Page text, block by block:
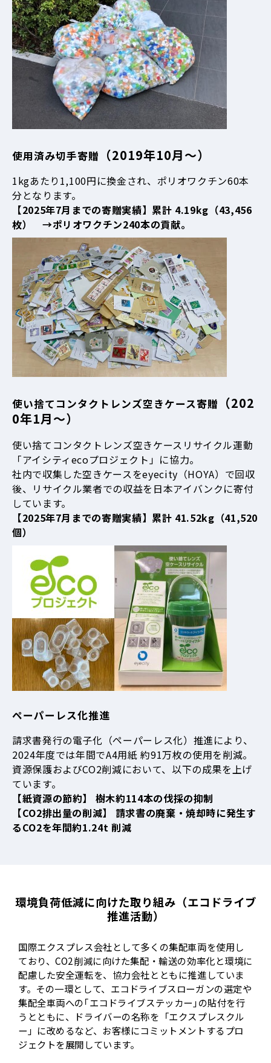
使用済み切手寄贈 （2019年10月～）
1kgあたり1,100円に換金され、ポリオワクチン60本
分となります。
【2025年7月までの寄贈実績】累計 4.19kg（43,456
枚） →ポリオワクチン240本の貢献。
使い捨てコンタクトレンズ空きケース寄贈
（202
0年1月～）
使い捨てコンタクトレンズ空きケースリサイクル運動
「アイシティecoプロジェクト」に協力。
社内で収集した空きケースをeyecity（HOYA）で回収
後、リサイクル業者での収益を日本アイバンクに寄付
しています。
【2025年7月までの寄贈実績】累計 41.52kg（41,520
個）
ペーパーレス化推進
請求書発行の電子化（ペーパーレス化）推進により、
2024年度では年間でA4用紙 約91万枚の使用を削減。
資源保護およびCO2削減において、以下の成果を上げ
ています。
【紙資源の節約】 樹木約114本の伐採の抑制
【CO2排出量の削減】 請求書の廃棄・焼却時に発生す
るCO2を年間約1.24t 削減
環境負荷低減に向けた取り組み（エコドライブ
推進活動）
国際エクスプレス会社として多くの集配車両を使用し
ており、CO2削減に向けた集配・輸送の効率化と環境に
配慮した安全運転を、協力会社とともに推進していま
す。その一環として、エコドライブスローガンの選定や
集配全車両への｢エコドライブステッカー｣の貼付を行
うとともに、ドライバーの名称を「エクスプレスクル
ー」に改めるなど、お客様にコミットメントするプロ
ジェクトを展開しています。